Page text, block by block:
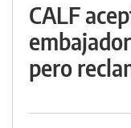
CALF
pero